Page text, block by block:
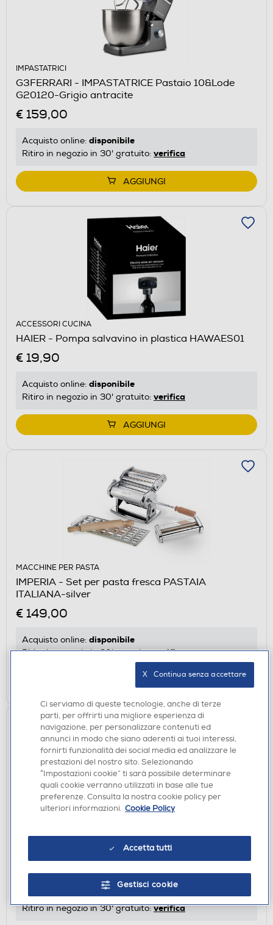
IMPASTATRICI
G3FERRARI - IMPASTATRICE Pastaio 10&Lode
G20120-Grigio antracite
€ 159,00
Acquisto online: disponibile
Ritiro in negozio in 30' gratuito: verifica
AGGIUNGI
ACCESSORI CUCINA
HAIER - Pompa salvavino in plastica HAWAES01
€ 19,90
Acquisto online: disponibile
Ritiro in negozio in 30' gratuito: verifica
AGGIUNGI
MACCHINE PER PASTA
IMPERIA - Set per pasta fresca PASTAIA
ITALIANA-silver
€ 149,00
Acquisto online: disponibile
Ritiro in negozio in 30' gratuito:verifica
G3FERRARI - Sfogliatrice per la pasta motorizzata
Acquisto online:disponibile
Ritiro in negozio in 30' gratuito:verifica
Ci serviamo di queste tecnologie, anche di terze
parti, per offrirti una migliore esperienza di
navigazione, per personalizzare contenuti ed
annunci in modo che siano aderenti ai tuoi interessi,
fornirti funzionalità dei social media ed analizzare le
prestazioni del nostro sito. Selezionando
“Impostazioni cookie” ti sarà possibile determinare
quali cookie verranno utilizzati in base alle tue
preferenze. Consulta la nostra cookie policy per
ulteriori informazioni. Cookie Policy
Accetta tutti
Gestisci cookie
X   Continua senza accettare